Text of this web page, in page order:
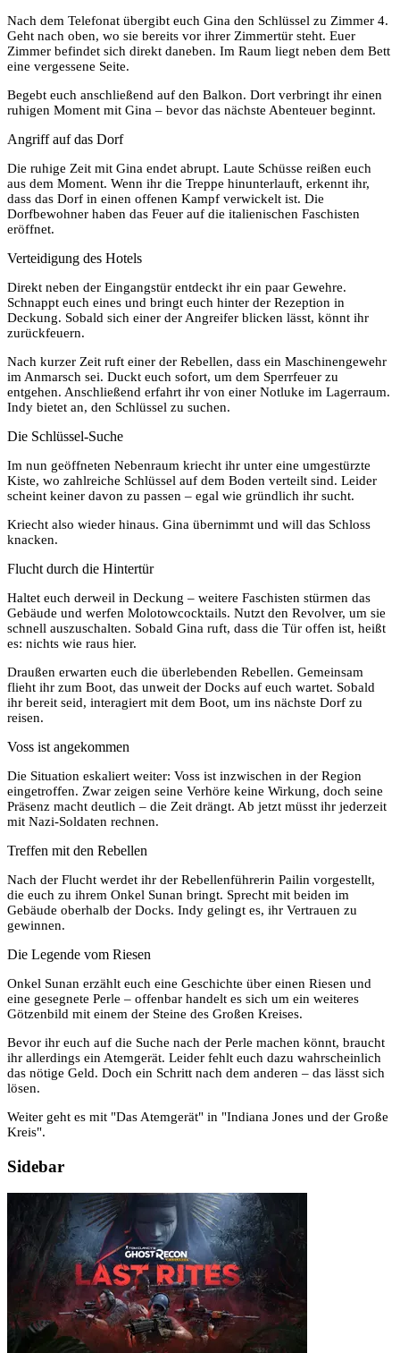
Nach dem Telefonat übergibt euch Gina den Schlüssel zu Zimmer 4.
Geht nach oben, wo sie bereits vor ihrer Zimmertür steht. Euer
Zimmer befindet sich direkt daneben. Im Raum liegt neben dem Bett
eine vergessene Seite.
Begebt euch anschließend auf den Balkon. Dort verbringt ihr einen
ruhigen Moment mit Gina – bevor das nächste Abenteuer beginnt.
Angriff auf das Dorf
Die ruhige Zeit mit Gina endet abrupt. Laute Schüsse reißen euch
aus dem Moment. Wenn ihr die Treppe hinunterlauft, erkennt ihr,
dass das Dorf in einen offenen Kampf verwickelt ist. Die
Dorfbewohner haben das Feuer auf die italienischen Faschisten
eröffnet.
Verteidigung des Hotels
Direkt neben der Eingangstür entdeckt ihr ein paar Gewehre.
Schnappt euch eines und bringt euch hinter der Rezeption in
Deckung. Sobald sich einer der Angreifer blicken lässt, könnt ihr
zurückfeuern.
Nach kurzer Zeit ruft einer der Rebellen, dass ein Maschinengewehr
im Anmarsch sei. Duckt euch sofort, um dem Sperrfeuer zu
entgehen. Anschließend erfahrt ihr von einer Notluke im Lagerraum.
Indy bietet an, den Schlüssel zu suchen.
Die Schlüssel-Suche
Im nun geöffneten Nebenraum kriecht ihr unter eine umgestürzte
Kiste, wo zahlreiche Schlüssel auf dem Boden verteilt sind. Leider
scheint keiner davon zu passen – egal wie gründlich ihr sucht.
Kriecht also wieder hinaus. Gina übernimmt und will das Schloss
knacken.
Flucht durch die Hintertür
Haltet euch derweil in Deckung – weitere Faschisten stürmen das
Gebäude und werfen Molotowcocktails. Nutzt den Revolver, um sie
schnell auszuschalten. Sobald Gina ruft, dass die Tür offen ist, heißt
es: nichts wie raus hier.
Draußen erwarten euch die überlebenden Rebellen. Gemeinsam
flieht ihr zum Boot, das unweit der Docks auf euch wartet. Sobald
ihr bereit seid, interagiert mit dem Boot, um ins nächste Dorf zu
reisen.
Voss ist angekommen
Die Situation eskaliert weiter: Voss ist inzwischen in der Region
eingetroffen. Zwar zeigen seine Verhöre keine Wirkung, doch seine
Präsenz macht deutlich – die Zeit drängt. Ab jetzt müsst ihr jederzeit
mit Nazi-Soldaten rechnen.
Treffen mit den Rebellen
Nach der Flucht werdet ihr der Rebellenführerin Pailin vorgestellt,
die euch zu ihrem Onkel Sunan bringt. Sprecht mit beiden im
Gebäude oberhalb der Docks. Indy gelingt es, ihr Vertrauen zu
gewinnen.
Die Legende vom Riesen
Onkel Sunan erzählt euch eine Geschichte über einen Riesen und
eine gesegnete Perle – offenbar handelt es sich um ein weiteres
Götzenbild mit einem der Steine des Großen Kreises.
Bevor ihr euch auf die Suche nach der Perle machen könnt, braucht
ihr allerdings ein Atemgerät. Leider fehlt euch dazu wahrscheinlich
das nötige Geld. Doch ein Schritt nach dem anderen – das lässt sich
lösen.
Weiter geht es mit "Das Atemgerät" in "Indiana Jones und der Große
Kreis".
Sidebar